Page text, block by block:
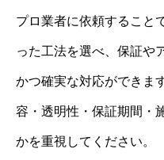
プロ業者に依頼すること
った工法を選べ、保証や
かつ確実な対応ができま
容・透明性・保証期間・
かを重視してください。